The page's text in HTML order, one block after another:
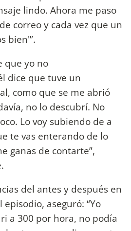
lindo. Ahora me paso
correo y cada vez que un
bien'”.
que yo no
dice que tuve un
como que se me abrió
no lo descubrí. No
Lo voy subiendo de a
te vas enterando de lo
ganas de contarte”,
del antes y después en
aseguró: “Yo
a 300 por hora, no podía